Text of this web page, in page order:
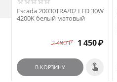
Escada 20030TRA/02 LED 30W
4200K белый матовый
2 490₽ 1 450₽
В КОРЗИНУ